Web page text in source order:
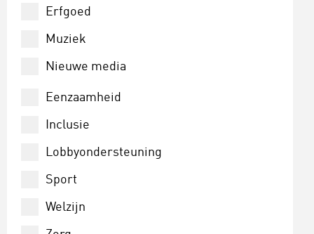
Erfgoed
Muziek
Nieuwe media
Schrijven en lezen
Theater en drama
Eenzaamheid
Inclusie
Lobbyondersteuning
Sport
Welzijn